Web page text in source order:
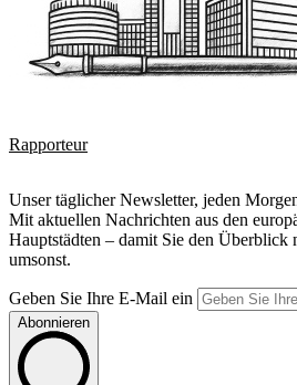
Rapporteur
Unser täglicher Newsletter, jeden
Mit aktuellen Nachrichten aus den
Hauptstädten – damit Sie den Überblick
umsonst.
Geben Sie Ihre E-Mail ein
Abonnieren